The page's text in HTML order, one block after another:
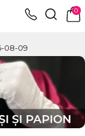
0
08-09